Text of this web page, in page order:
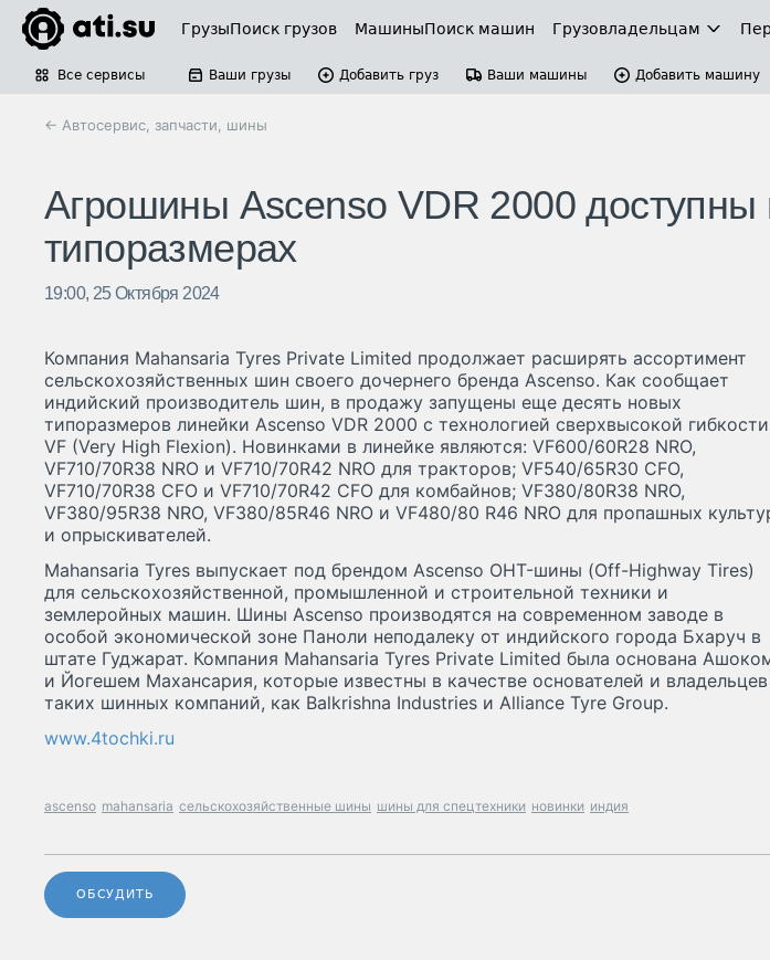
ГрузыПоиск грузов МашиныПоиск машин Грузовладельцам
Все сервисы Ваши грузы Добавить груз Ваши машины Добавить машину
← Автосервис, запчасти, шины
Агрошины Ascenso VDR 2000 доступны
типоразмерах
19:00, 25 Октября 2024
Компания Mahansaria Tyres Private Limited продолжает расширять ассортимент
сельскохозяйственных шин своего дочернего бренда Ascenso. Как сообщает
индийский производитель шин, в продажу запущены еще десять новых
типоразмеров линейки Ascenso VDR 2000 с технологией сверхвысокой гибкости
VF (Very High Flexion). Новинками в линейке являются: VF600/60R28 NRO,
VF710/70R38 NRO и VF710/70R42 NRO для тракторов; VF540/65R30 CFO,
VF710/70R38 CFO и VF710/70R42 CFO для комбайнов; VF380/80R38 NRO,
VF380/95R38 NRO, VF380/85R46 NRO и VF480/80 R46 NRO для пропашных
и опрыскивателей.
Mahansaria Tyres выпускает под брендом Ascenso OHT-шины (Off-Highway Tires)
для сельскохозяйственной, промышленной и строительной техники и
землеройных машин. Шины Ascenso производятся на современном заводе в
особой экономической зоне Паноли неподалеку от индийского города Бхаруч в
штате Гуджарат. Компания Mahansaria Tyres Private Limited была основана
и Йогешем Махансария, которые известны в качестве основателей и владельцев
таких шинных компаний, как Balkrishna Industries и Alliance Tyre Group.
www.4tochki.ru
ascenso mahansaria сельскохозяйственные шины шины для спецтехники новинки индия
ОБСУДИТЬ